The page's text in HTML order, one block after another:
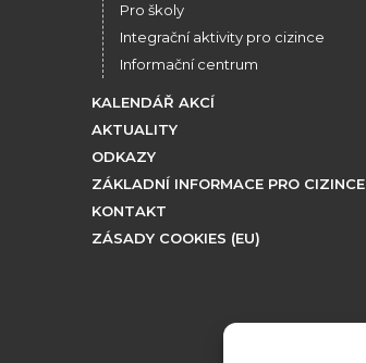
Pro školy
Integrační aktivity pro cizince
Informační centrum
KALENDÁŘ AKCÍ
AKTUALITY
ODKAZY
ZÁKLADNÍ INFORMACE PRO CIZINCE
KONTAKT
ZÁSADY COOKIES (EU)